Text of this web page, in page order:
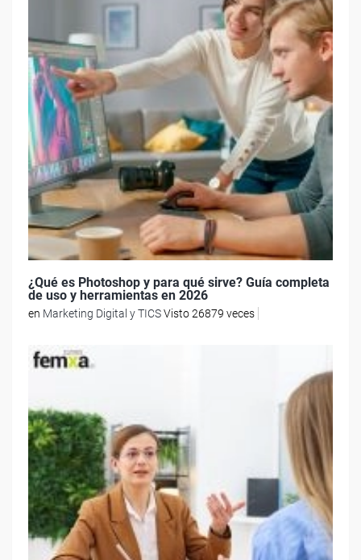
¿Qué es Photoshop y para qué sirve? Guía completa
de uso y herramientas en 2026
en Marketing Digital y TICSVisto 26879 veces